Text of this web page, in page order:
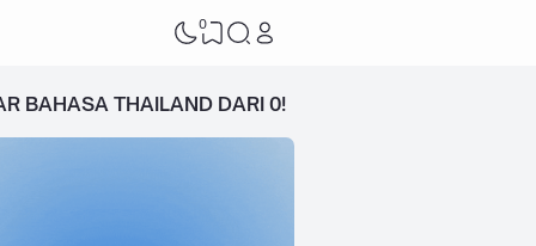
0
BAHASA THAILAND DARI 0!